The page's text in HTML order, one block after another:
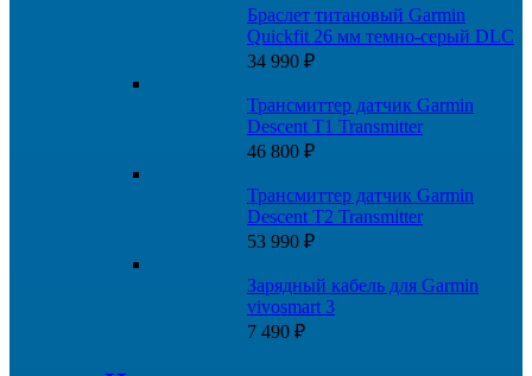
Браслет титановый Garmin
Quickfit 26 мм темно-серый DLC
34 990 ₽
Трансмиттер датчик Garmin
Descent T1 Transmitter
46 800 ₽
Трансмиттер датчик Garmin
Descent T2 Transmitter
53 990 ₽
Зарядный кабель для Garmin
vivosmart 3
7 490 ₽